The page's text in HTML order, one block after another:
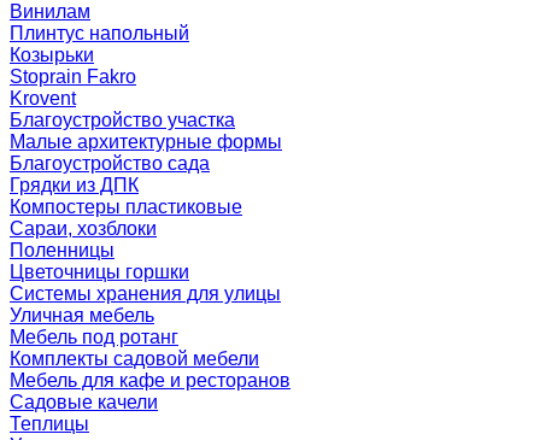
Винилам
Плинтус напольный
Козырьки
Stoprain Fakro
Krovent
Благоустройство участка
Малые архитектурные формы
Благоустройство сада
Грядки из ДПК
Компостеры пластиковые
Сараи, хозблоки
Поленницы
Цветочницы горшки
Системы хранения для улицы
Уличная мебель
Мебель под ротанг
Комплекты садовой мебели
Мебель для кафе и ресторанов
Садовые качели
Теплицы